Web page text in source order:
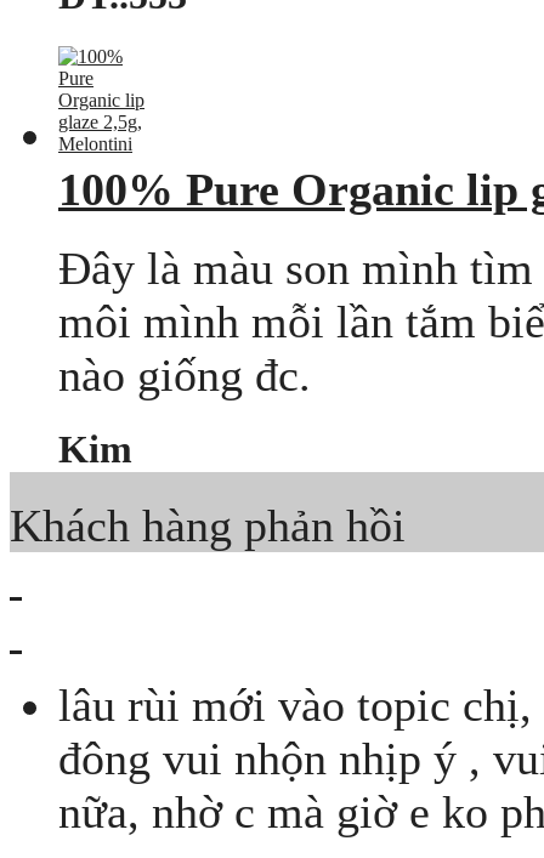
100% Pure Organic lip
Đây là màu son mình
môi mình mỗi lần tắm
nào giống đc.
Kim
Khách hàng phản hồi
lâu rùi mới vào topic chị,
đông vui nhộn nhịp ý ,
nữa, nhờ c mà giờ e ko